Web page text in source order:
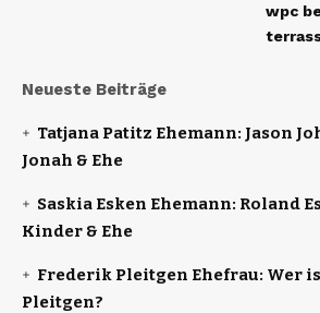
wpc
Neueste Beiträge
Tatjana Patitz Ehemann: Jason
Jonah & Ehe
Saskia Esken Ehemann: Roland
Kinder & Ehe
Frederik Pleitgen Ehefrau: Wer
Pleitgen?